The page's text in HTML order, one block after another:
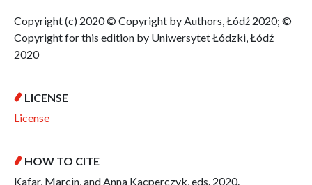
Copyright (c) 2020 © Copyright by Authors, Łódź 2020; ©
Copyright for this edition by Uniwersytet Łódzki, Łódź
2020
LICENSE
License
HOW TO CITE
Kafar, Marcin, and Anna Kacperczyk, eds. 2020.